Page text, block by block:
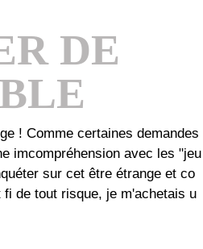
DE
! Comme certaines demandes
imcompréhension avec les "jeu
sur cet être étrange et co
de tout risque, je m'achetais u